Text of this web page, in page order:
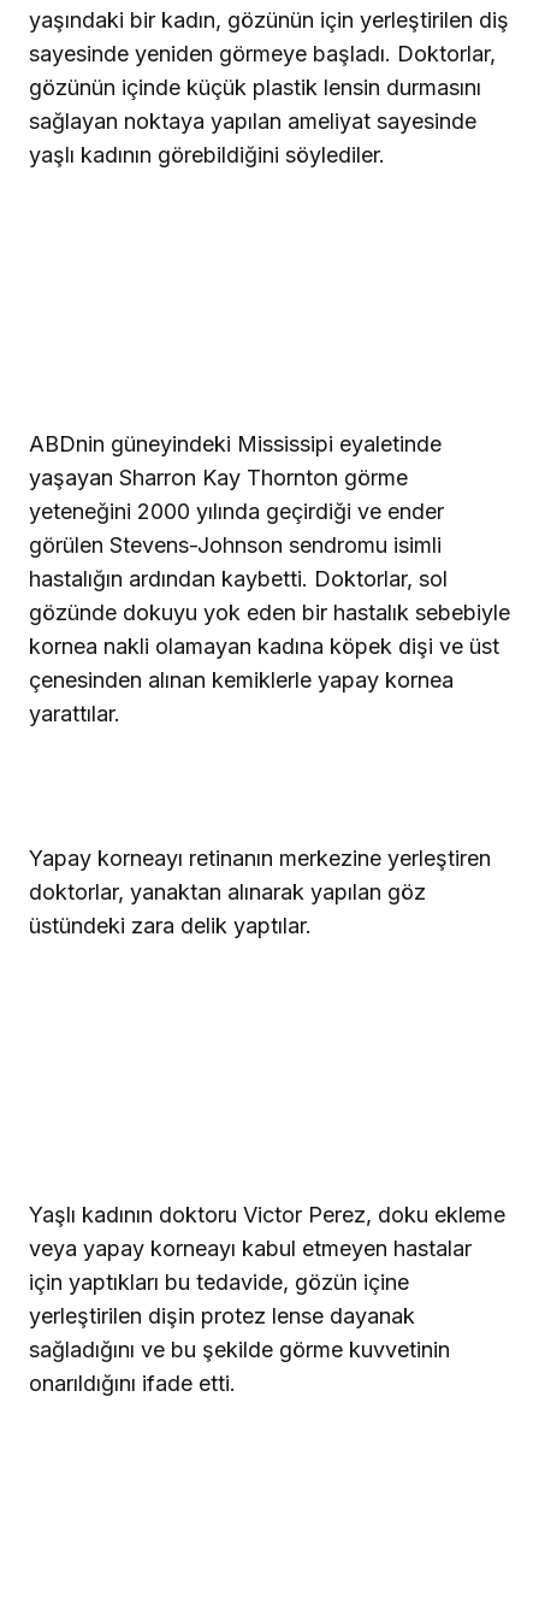
yaşındaki bir kadın, gözünün için yerleştirilen diş
sayesinde yeniden görmeye başladı. Doktorlar,
gözünün içinde küçük plastik lensin durmasını
sağlayan noktaya yapılan ameliyat sayesinde
yaşlı kadının görebildiğini söylediler.
ABDnin güneyindeki Mississipi eyaletinde
yaşayan Sharron Kay Thornton görme
yeteneğini 2000 yılında geçirdiği ve ender
görülen Stevens-Johnson sendromu isimli
hastalığın ardından kaybetti. Doktorlar, sol
gözünde dokuyu yok eden bir hastalık sebebiyle
kornea nakli olamayan kadına köpek dişi ve üst
çenesinden alınan kemiklerle yapay kornea
yarattılar.
Yapay korneayı retinanın merkezine yerleştiren
doktorlar, yanaktan alınarak yapılan göz
üstündeki zara delik yaptılar.
Yaşlı kadının doktoru Victor Perez, doku ekleme
veya yapay korneayı kabul etmeyen hastalar
için yaptıkları bu tedavide, gözün içine
yerleştirilen dişin protez lense dayanak
sağladığını ve bu şekilde görme kuvvetinin
onarıldığını ifade etti.